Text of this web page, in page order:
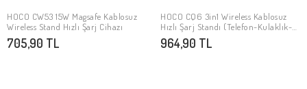
Stokta Yok
HOCO CW53 15W Magsafe Kablosuz
Wireless Stand Hızlı Şarj Cihazı
705,90 TL
Stokta Yok
HOCO CQ6 3in1 Wireless Kablosuz
Hızlı Şarj Standı (Telefon-Kulaklık-
Samsung watch)
964,90 TL